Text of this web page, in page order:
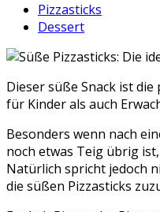
Pizzasticks
Dessert
Dieser süße Snack ist
für Kinder als auch
Besonders wenn nach
noch etwas Teig übrig
Natürlich spricht jedoch
die süßen Pizzasticks